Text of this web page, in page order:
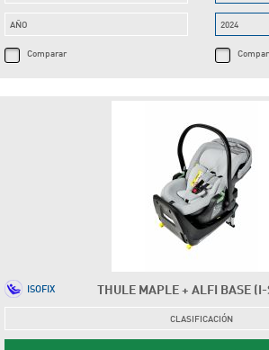
AÑO
Comparar
2024
THULE MAPLE + ALFI BASE
ISOFIX
CLASIFICACIÓN